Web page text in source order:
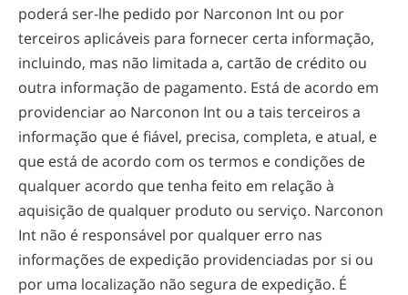
poderá ser-lhe pedido por Narconon Int ou por
terceiros aplicáveis para fornecer certa informação,
incluindo, mas não limitada a, cartão de crédito ou
outra informação de pagamento. Está de acordo em
providenciar ao Narconon Int ou a tais terceiros a
informação que é fiável, precisa, completa, e atual, e
que está de acordo com os termos e condições de
qualquer acordo que tenha feito em relação à
aquisição de qualquer produto ou serviço. Narconon
Int não é responsável por qualquer erro nas
informações de expedição providenciadas por si ou
por uma localização não segura de expedição. É